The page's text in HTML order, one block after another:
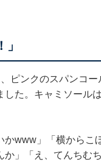
ピンクのスパンコー
た。キャミソール
www」「横からこ
」「え、てんちむ